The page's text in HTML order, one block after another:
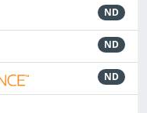
ND
ND
ND